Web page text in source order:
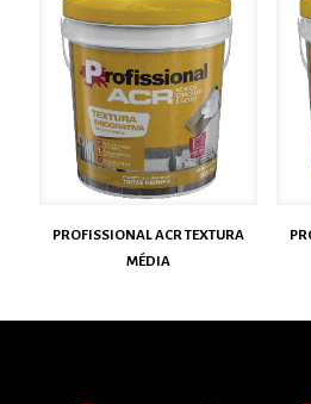
PROFISSIONAL ACR TEXTURA
MÉDIA